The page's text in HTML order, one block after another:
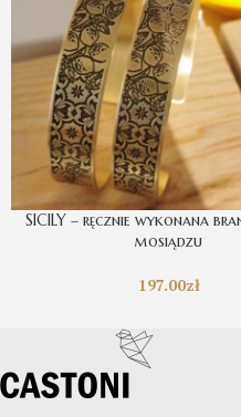
SICILY – ręcznie wykonana
mosiądzu
197.00zł